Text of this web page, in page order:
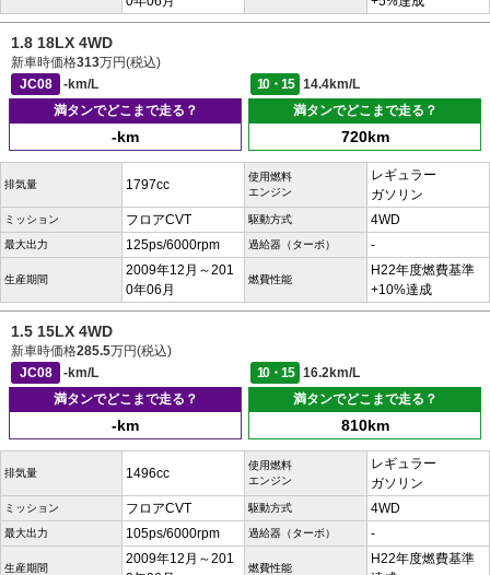
1.8 18LX 4WD
新車時価格313万円(税込)
JC08
-km/L 10・15
14.4km/L
満タンでどこまで走る？
-km
満タンでどこまで走る？
720km
排気量 1797cc
使用燃料
エンジン
レギュラー
ガソリン
ミッション フロアCVT 駆動方式 4WD
最大出力 125ps/6000rpm 過給器（ターボ） -
生産期間
2009年12月～201
0年06月
燃費性能
H22年度燃費基準
+10%達成
1.5 15LX 4WD
新車時価格285.5万円(税込)
JC08
-km/L 10・15
16.2km/L
満タンでどこまで走る？
-km
満タンでどこまで走る？
810km
排気量 1496cc
使用燃料
エンジン
レギュラー
ガソリン
ミッション フロアCVT 駆動方式 4WD
最大出力 105ps/6000rpm 過給器（ターボ） -
生産期間
2009年12月～201
燃費性能
H22年度燃費基準